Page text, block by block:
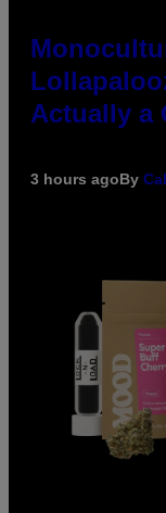
Actually a
3 hours agoBy